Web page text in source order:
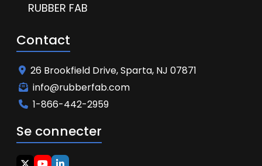
RUBBER FAB
Contact
26 Brookfield Drive, Sparta, NJ 07871
info@rubberfab.com
1-866-442-2959
Se connecter